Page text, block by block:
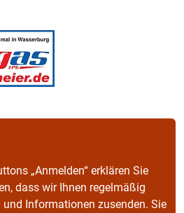
„Anmelden“ erklären Sie
dass wir Ihnen regelmäßig
Informationen zusenden. Sie